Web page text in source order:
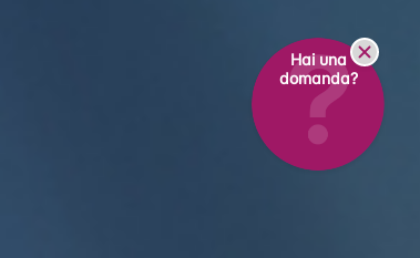
Hai una
domanda?